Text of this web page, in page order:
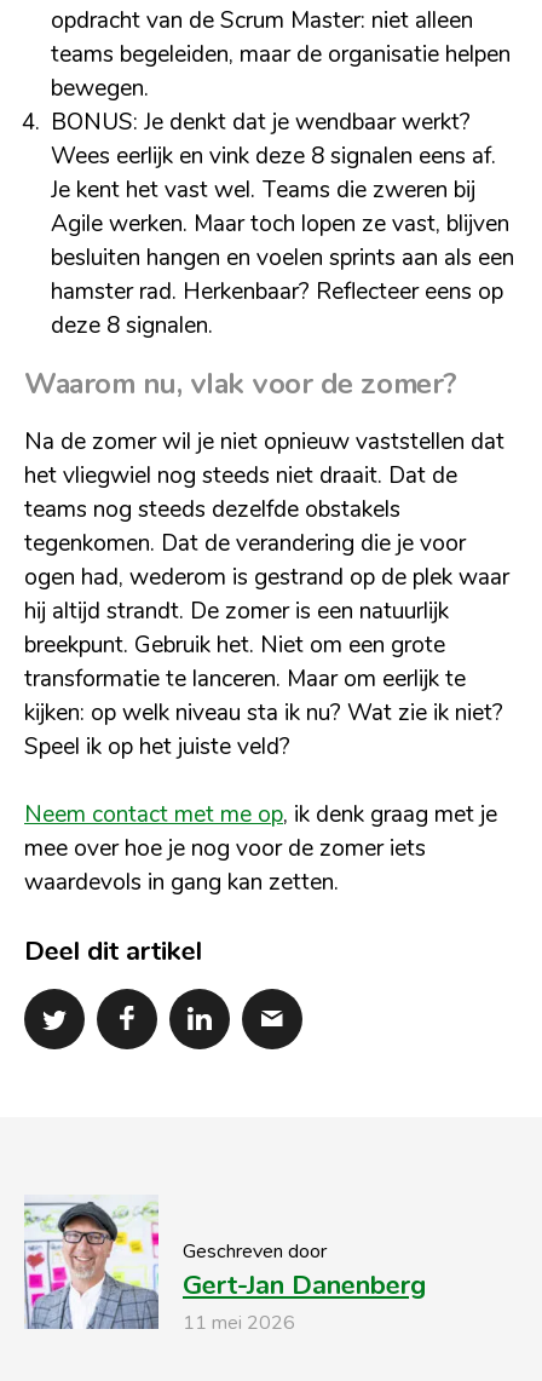
opdracht van de Scrum Master: niet alleen
teams begeleiden, maar de organisatie helpen
bewegen.
BONUS: Je denkt dat je wendbaar werkt?
Wees eerlijk en vink deze 8 signalen eens af.
Je kent het vast wel. Teams die zweren bij
Agile werken. Maar toch lopen ze vast, blijven
besluiten hangen en voelen sprints aan als een
hamster rad. Herkenbaar? Reflecteer eens op
deze 8 signalen.
Waarom nu, vlak voor de zomer?
Na de zomer wil je niet opnieuw vaststellen dat
het vliegwiel nog steeds niet draait. Dat de
teams nog steeds dezelfde obstakels
tegenkomen. Dat de verandering die je voor
ogen had, wederom is gestrand op de plek waar
hij altijd strandt. De zomer is een natuurlijk
breekpunt. Gebruik het. Niet om een grote
transformatie te lanceren. Maar om eerlijk te
kijken: op welk niveau sta ik nu? Wat zie ik niet?
Speel ik op het juiste veld?
Neem contact met me op, ik denk graag met je
mee over hoe je nog voor de zomer iets
waardevols in gang kan zetten.
Deel dit artikel
Geschreven door
Gert-Jan Danenberg
11 mei 2026